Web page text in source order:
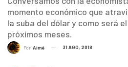
momento económico que
la suba del dólar y como será
próximos meses.
Por Aimé 31 AGO, 2018